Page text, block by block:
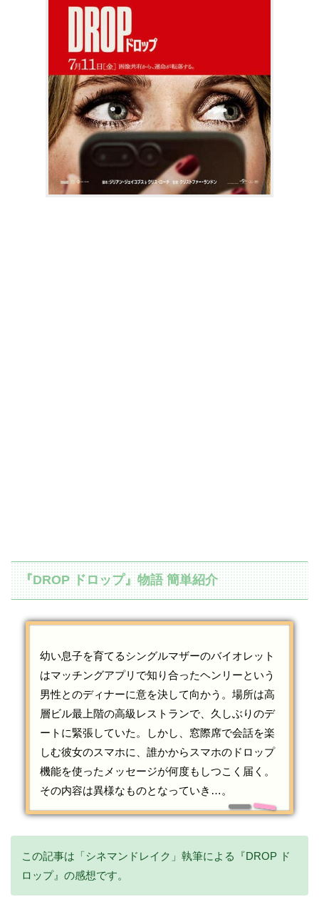
『DROP ドロップ』物語 簡単紹介
幼い息子を育てるシングルマザーのバイオレット
はマッチングアプリで知り合ったヘンリーという
男性とのディナーに意を決して向かう。場所は高
層ビル最上階の高級レストランで、久しぶりのデ
ートに緊張していた。しかし、窓際席で会話を楽
しむ彼女のスマホに、誰かからスマホのドロップ
機能を使ったメッセージが何度もしつこく届く。
その内容は異様なものとなっていき…。
この記事は「シネマンドレイク」執筆による『DROP ド
ロップ』の感想です。